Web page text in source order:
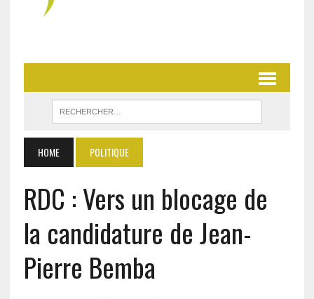
HOME POLITIQUE
RDC : Vers un blocage de
la candidature de Jean-
Pierre Bemba